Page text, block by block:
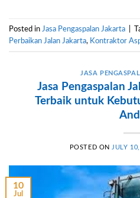
Posted in Jasa Pengaspalan Jakarta
Perbaikan Jalan Jakarta, Kontraktor
JASA
Jasa Pengaspalan
Terbaik untuk
POSTED ON JULY
10
Jul